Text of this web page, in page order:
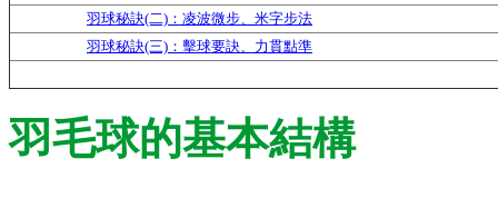
羽球秘訣(二)：凌波微步、米字步法
羽球秘訣(三)：擊球要訣、力貫點準
羽毛球的基本結構